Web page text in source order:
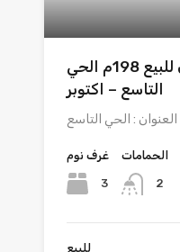
شقة ارضي بجاردن للبيع 198م الحي
التاسع – اكتوبر
غرف نوم
3
الحمامات
2
للبيع